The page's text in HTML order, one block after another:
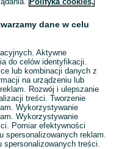
dane w celu
Aktywne
do celów identyfikacji.
lub kombinacji danych z
na urządzeniu lub
Rozwój i ulepszanie
treści. Tworzenie
Wykorzystywanie
Wykorzystywanie
Pomiar efektywności
spersonalizowanych reklam.
spersonalizowanych treści.